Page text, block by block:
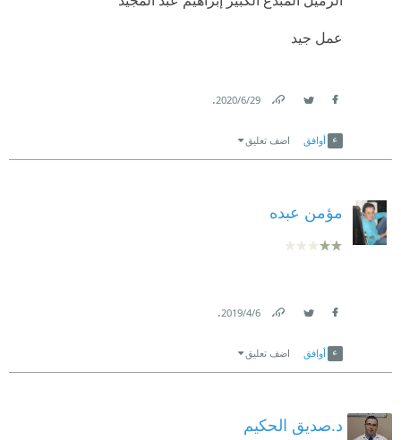
عمل جيد
29‏/6‏/2020
.
أوافق اضف تعليق
مؤمن عبده
6‏/4‏/2019
.
أوافق اضف تعليق
د.صديق الحكيم